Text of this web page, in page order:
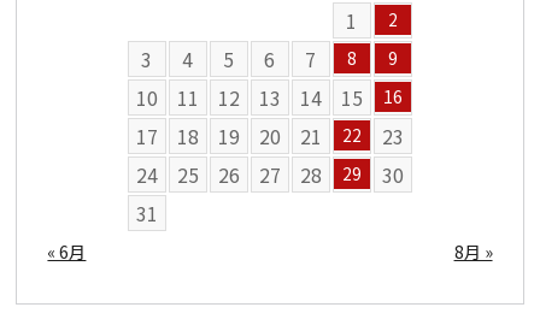
1 2
3 4 5 6 7 8 9
10 11 12 13 14 15 16
17 18 19 20 21 22
23
24
25 26 27 28 29
30
31
« 6月 8月 »